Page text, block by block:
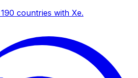
countries with Xe.